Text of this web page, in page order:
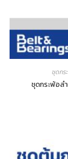
ชุดกร
ชุดกระพ้อล